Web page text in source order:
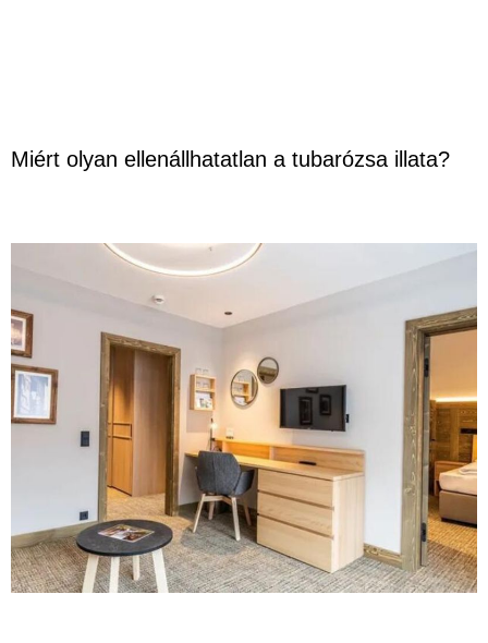
Miért olyan ellenállhatatlan a tubarózsa illata?